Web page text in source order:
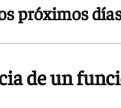
próximos
de un